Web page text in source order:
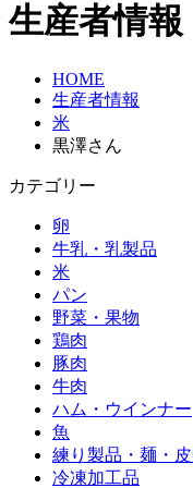
生産者情報
HOME
生産者情報
米
黒澤さん
カテゴリー
卵
牛乳・乳製品
米
パン
野菜・果物
鶏肉
豚肉
牛肉
ハム・ウインナー
魚
練り製品・麺・
冷凍加工品